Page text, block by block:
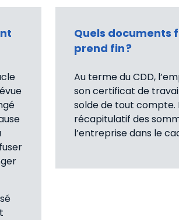
Quels documents
prend fin ?
Au terme du CDD,
son certificat de
solde de tout compte.
récapitulatif des
l’entreprise dans le